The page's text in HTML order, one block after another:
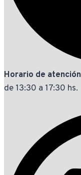
Horario de atención
de 13:30 a 17:30 hs.